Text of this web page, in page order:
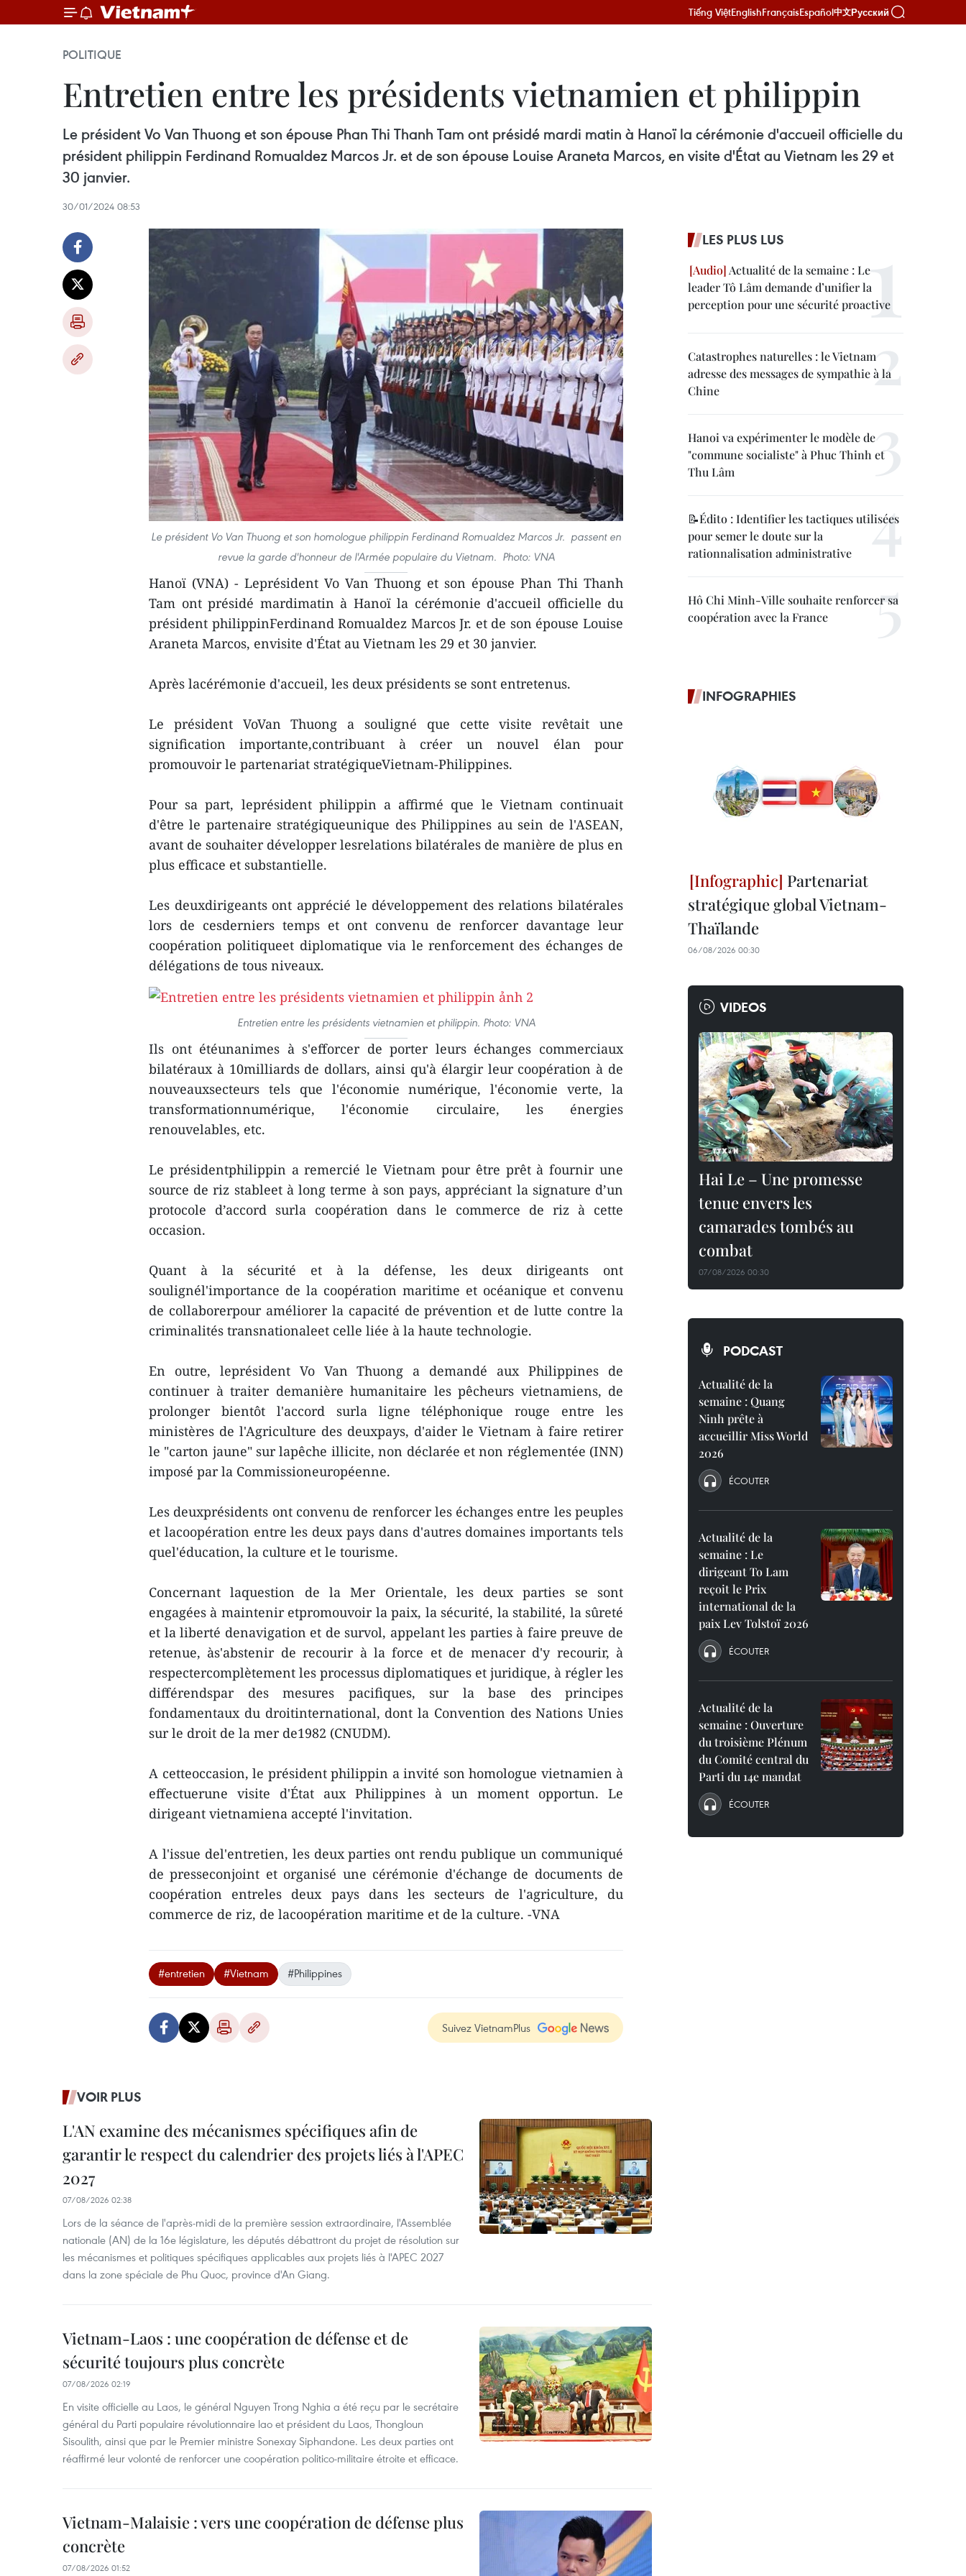
Tiếng ViệtEnglishFrançaisEspañol中文Русский
POLITIQUE
Entretien entre les présidents vietnamien et philippin
Le président Vo Van Thuong et son épouse Phan Thi Thanh Tam ont présidé mardi matin à Hanoï la cérémonie d'accueil officielle du
président philippin Ferdinand Romualdez Marcos Jr. et de son épouse Louise Araneta Marcos, en visite d'État au Vietnam les 29 et
30 janvier.
30/01/2024 08:53
Le président Vo Van Thuong et son homologue philippin Ferdinand Romualdez Marcos Jr. passent en
revue la garde d'honneur de l'Armée populaire du Vietnam. Photo: VNA
Hanoï (VNA) - Leprésident Vo Van Thuong et son épouse Phan Thi Thanh
Tam ont présidé mardimatin à Hanoï la cérémonie d'accueil officielle du
président philippinFerdinand Romualdez Marcos Jr. et de son épouse Louise
Araneta Marcos, envisite d'État au Vietnam les 29 et 30 janvier.
Après lacérémonie d'accueil, les deux présidents se sont entretenus.
Le président VoVan Thuong a souligné que cette visite revêtait une
signification importante,contribuant à créer un nouvel élan pour
promouvoir le partenariat stratégiqueVietnam-Philippines.
Pour sa part, leprésident philippin a affirmé que le Vietnam continuait
d'être le partenaire stratégiqueunique des Philippines au sein de l'ASEAN,
avant de souhaiter développer lesrelations bilatérales de manière de plus en
plus efficace et substantielle.
Les deuxdirigeants ont apprécié le développement des relations bilatérales
lors de cesderniers temps et ont convenu de renforcer davantage leur
coopération politiqueet diplomatique via le renforcement des échanges de
délégations de tous niveaux.
Entretien entre les présidents vietnamien et philippin. Photo: VNA
Ils ont étéunanimes à s'efforcer de porter leurs échanges commerciaux
bilatéraux à 10milliards de dollars, ainsi qu'à élargir leur coopération à de
nouveauxsecteurs tels que l'économie numérique, l'économie verte, la
transformationnumérique, l'économie circulaire, les énergies
renouvelables, etc.
Le présidentphilippin a remercié le Vietnam pour être prêt à fournir une
source de riz stableet à long terme à son pays, appréciant la signature d’un
protocole d’accord surla coopération dans le commerce de riz à cette
occasion.
Quant à la sécurité et à la défense, les deux dirigeants ont
soulignél'importance de la coopération maritime et océanique et convenu
de collaborerpour améliorer la capacité de prévention et de lutte contre la
criminalités transnationaleet celle liée à la haute technologie.
En outre, leprésident Vo Van Thuong a demandé aux Philippines de
continuer à traiter demanière humanitaire les pêcheurs vietnamiens, de
prolonger bientôt l'accord surla ligne téléphonique rouge entre les
ministères de l'Agriculture des deuxpays, d'aider le Vietnam à faire retirer
le "carton jaune" sur lapêche illicite, non déclarée et non réglementée (INN)
imposé par la Commissioneuropéenne.
Les deuxprésidents ont convenu de renforcer les échanges entre les peuples
et lacoopération entre les deux pays dans d'autres domaines importants tels
quel'éducation, la culture et le tourisme.
Concernant laquestion de la Mer Orientale, les deux parties se sont
engagées à maintenir etpromouvoir la paix, la sécurité, la stabilité, la sûreté
et la liberté denavigation et de survol, appelant les parties à faire preuve de
retenue, às'abstenir de recourir à la force et de menacer d'y recourir, à
respectercomplètement les processus diplomatiques et juridique, à régler les
différendspar des mesures pacifiques, sur la base des principes
fondamentaux du droitinternational, dont la Convention des Nations Unies
sur le droit de la mer de1982 (CNUDM).
A cetteoccasion, le président philippin a invité son homologue vietnamien à
effectuerune visite d'État aux Philippines à un moment opportun. Le
dirigeant vietnamiena accepté l'invitation.
A l'issue del'entretien, les deux parties ont rendu publique un communiqué
de presseconjoint et organisé une cérémonie d'échange de documents de
coopération entreles deux pays dans les secteurs de l'agriculture, du
commerce de riz, de lacoopération maritime et de la culture. -VNA
#entretien #Vietnam #Philippines
Suivez VietnamPlus
VOIR PLUS
L'AN examine des mécanismes spécifiques afin de
garantir le respect du calendrier des projets liés à l'APEC
2027
07/08/2026 02:38
Lors de la séance de l'après-midi de la première session extraordinaire, l'Assemblée
nationale (AN) de la 16e législature, les députés débattront du projet de résolution sur
les mécanismes et politiques spécifiques applicables aux projets liés à l'APEC 2027
dans la zone spéciale de Phu Quoc, province d'An Giang.
Vietnam-Laos : une coopération de défense et de
sécurité toujours plus concrète
07/08/2026 02:19
En visite officielle au Laos, le général Nguyen Trong Nghia a été reçu par le secrétaire
général du Parti populaire révolutionnaire lao et président du Laos, Thongloun
Sisoulith, ainsi que par le Premier ministre Sonexay Siphandone. Les deux parties ont
réaffirmé leur volonté de renforcer une coopération politico-militaire étroite et efficace.
Vietnam-Malaisie : vers une coopération de défense plus
concrète
07/08/2026 01:52
LES PLUS LUS
Actualité de la semaine : Le
leader Tô Lâm demande d’unifier la
perception pour une sécurité proactive
Catastrophes naturelles : le Vietnam
adresse des messages de sympathie à la
Chine
Hanoi va expérimenter le modèle de
"commune socialiste" à Phuc Thinh et
Thu Lâm
📝Édito : Identifier les tactiques utilisées
pour semer le doute sur la
rationnalisation administrative
Hô Chi Minh-Ville souhaite renforcer sa
coopération avec la France
INFOGRAPHIES
Partenariat
stratégique global Vietnam-
Thaïlande
06/08/2026 00:30
VIDEOS
Hai Le – Une promesse
tenue envers les
camarades tombés au
combat
07/08/2026 00:30
PODCAST
Actualité de la
semaine : Quang
Ninh prête à
accueillir Miss World
2026
ÉCOUTER
Actualité de la
semaine : Le
dirigeant To Lam
reçoit le Prix
international de la
paix Lev Tolstoï 2026
ÉCOUTER
Actualité de la
semaine : Ouverture
du troisième Plénum
du Comité central du
Parti du 14e mandat
ÉCOUTER